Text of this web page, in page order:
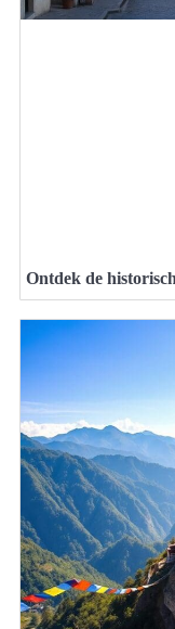
Ontdek de